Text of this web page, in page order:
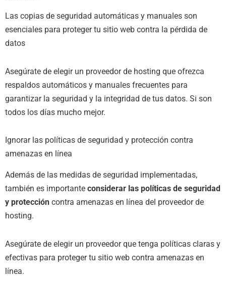
Las copias de seguridad automáticas y manuales son
esenciales para proteger tu sitio web contra la pérdida de
datos
Asegúrate de elegir un proveedor de hosting que ofrezca
respaldos automáticos y manuales frecuentes para
garantizar la seguridad y la integridad de tus datos. Si son
todos los días mucho mejor.
Ignorar las políticas de seguridad y protección contra
amenazas en línea
Además de las medidas de seguridad implementadas,
también es importante considerar las políticas de seguridad
y protección contra amenazas en línea del proveedor de
hosting.
Asegúrate de elegir un proveedor que tenga políticas claras y
efectivas para proteger tu sitio web contra amenazas en
línea.